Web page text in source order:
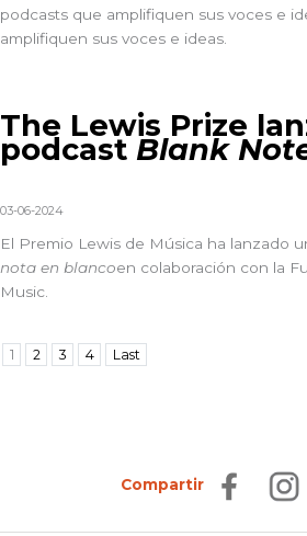
podcasts que amplifiquen sus voces e
amplifiquen sus voces e ideas.
The Lewis Prize
podcast Blank
03-06-2024
El Premio Lewis de Música ha lanzado
nota en blancoen colaboración con la
Music.
1 2 3 4 Last
Compartir